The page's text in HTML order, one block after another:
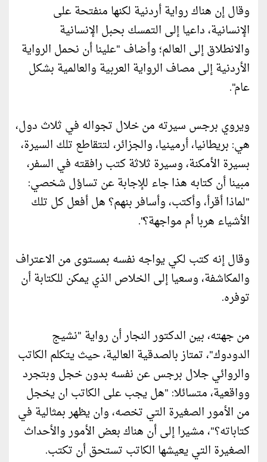
وقال إن هناك رواية أردنية لكنها منفتحة على
الإنسانية، داعيا إلى التمسك بحبل الإنسانية
والانطلاق إلى العالم؛ وأضاف "علينا أن نحمل الرواية
الأردنية إلى مصاف الرواية العربية والعالمية بشكل
عام".
ويروي برجس سيرته من خلال تجواله في ثلاث دول،
هي: بريطانيا، أرمينيا، والجزائر، لتتقاطع تلك السيرة،
بسيرة الأمكنة، وسيرة ثلاثة كتب رافقته في السفر،
مبينا أن كتابه هذا جاء للإجابة عن تساؤل شخصي:
"لماذا أقرأ، وأكتب، وأسافر بنهم؟ هل أفعل كل تلك
الأشياء هربا أم مواجهة؟".
وقال إنه كتب لكي يواجه نفسه بمستوى من الاعتراف
والمكاشفة، وسعيا إلى الخلاص الذي يمكن للكتابة أن
توفره.
من جهته، بين الدكتور النجار أن رواية "نشيج
الدودوك"، تمتاز بالصدقية العالية، حيث يتكلم الكاتب
والروائي جلال برجس عن نفسه بدون خجل وبتجرد
وواقعية، متسائلا: "هل يجب على الكاتب ان يخجل
من الأمور الصغيرة التي تخصه، وان يظهر بمثالية في
كتاباته؟"، مشيرا إلى أن هناك بعض الأمور والأحداث
الصغيرة التي يعيشها الكاتب تستحق أن تكتب.